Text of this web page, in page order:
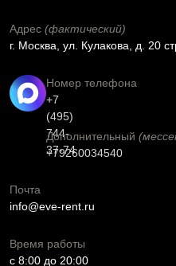
Адрес (фактический)
г. Москва, ул. Кулакова, д. 20
Номер телефона
+7
(495)
744-
37-74
Дополнительный
+79260034540
Почта
info@eve-rent.ru
Время работы
c 8:00 до 20:00